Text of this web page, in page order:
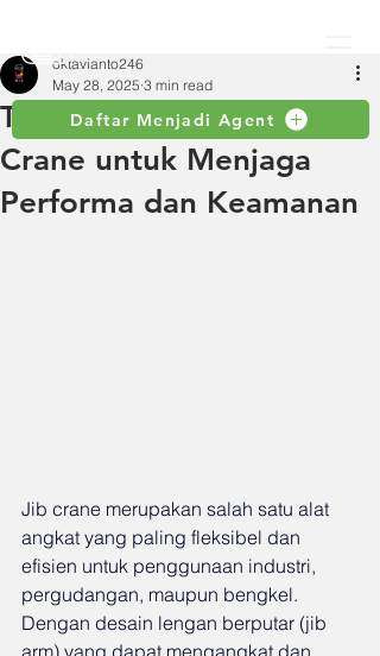
Daftar Menjadi Agent
Tips Perawatan Rutin Jib
Crane untuk Menjaga
Performa dan Keamanan
oktavianto246
May 28, 2025 3 min read
Jib crane merupakan salah satu alat
angkat yang paling fleksibel dan
efisien untuk penggunaan industri,
pergudangan, maupun bengkel.
Dengan desain lengan berputar (jib